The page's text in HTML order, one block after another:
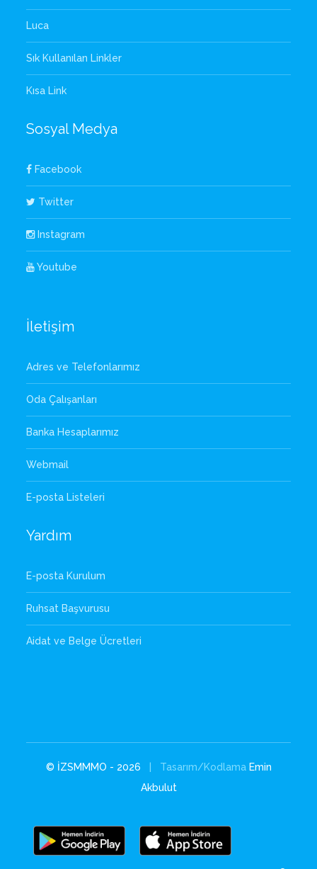
Luca
Sık Kullanılan Linkler
Kısa Link
Sosyal Medya
Facebook
Twitter
Instagram
Youtube
İletişim
Adres ve Telefonlarımız
Oda Çalışanları
Banka Hesaplarımız
Webmail
E-posta Listeleri
Yardım
E-posta Kurulum
Ruhsat Başvurusu
Aidat ve Belge Ücretleri
© İZSMMMO - 2026 | Tasarım/Kodlama Emin
Akbulut